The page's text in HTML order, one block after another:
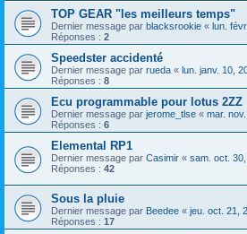
TOP GEAR "les meilleurs temps"
Dernier message par blacksrookie « lun.
Réponses : 2
Speedster accidenté
Dernier message par rueda « lun. janv. 10,
Réponses : 8
Ecu programmable pour lotus 2ZZ
Dernier message par jerome_tlse « mar.
Réponses : 6
Elemental RP1
Dernier message par Casimir « sam. oct.
Réponses : 42
Sous la pluie
Dernier message par Beedee « jeu. oct. 21,
Réponses : 17